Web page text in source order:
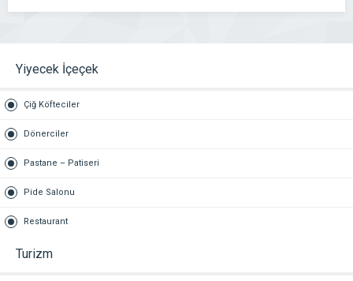
Yiyecek İçeçek
Çiğ Köfteciler
Dönerciler
Pastane – Patiseri
Pide Salonu
Restaurant
Turizm